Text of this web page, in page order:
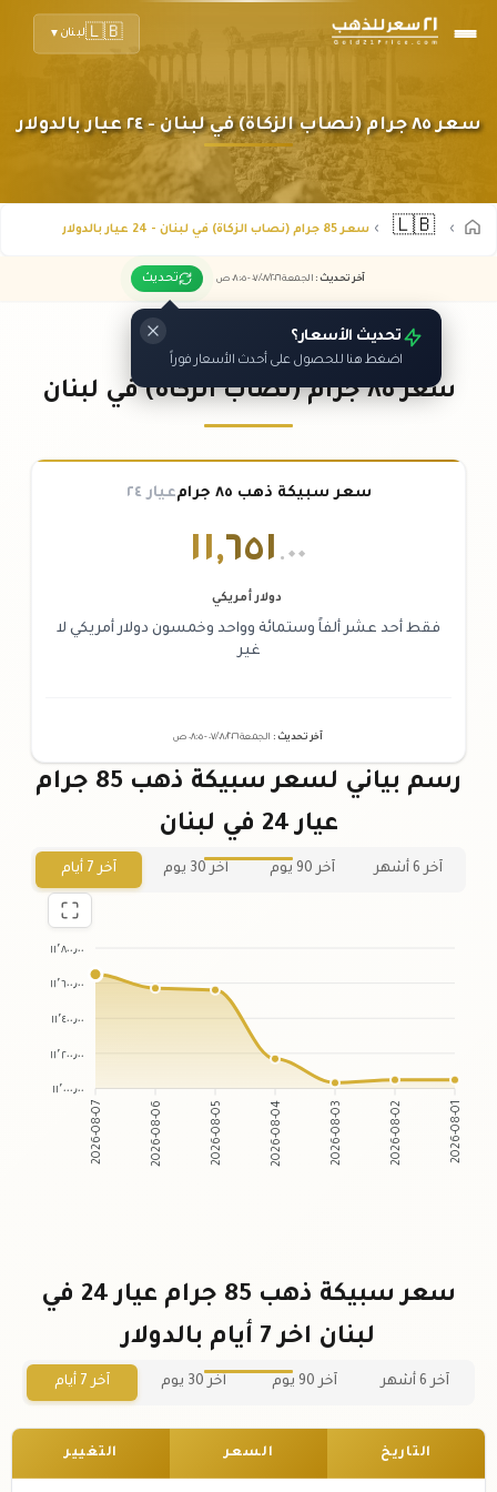
🇱🇧لبنان ▼
سعر ٨٥ جرام (نصاب الزكاة) في لبنان - ٢٤ عيار بالدولار
🇱🇧 سعر 85 جرام (نصاب الزكاة) في لبنان - 24 عيار بالدولار
آخر تحديث : الجمعة ٠٧ /٠٨/٢٠٢٦ - ٠٨:٠٥ ص تحديث
تحديث الأسعار؟
اضغط هنا للحصول على أحدث الأسعار فوراً
سعر ٨٥ جرام (نصاب الزكاة) في لبنان
سعر سبيكة ذهب ٨٥ جرام عيار ٢٤
١١,٦٥١ .٠٠
دولار أمريكي
فقط أحد عشر ألفاً وستمائة وواحد وخمسون دولار أمريكي لا
غير
آخر تحديث : الجمعة ٠٧ /٠٨/٢٠٢٦ - ٠٨:٠٥ ص
رسم بياني لسعر سبيكة ذهب 85 جرام
عيار 24 في لبنان
آخر 6 أشهر آخر 90 يوم آخر 30 يوم آخر 7 أيام
١١٬٨٠٠٫٠٠
١١٬٦٠٠٫٠٠
١١٬٤٠٠٫٠٠
١١٬٢٠٠٫٠٠
١١٬٠٠٠٫٠٠
2026-08-07 2026-08-06 2026-08-05 2026-08-04 2026-08-03 2026-08-02 2026-08-01
سعر سبيكة ذهب 85 جرام عيار 24 في
لبنان اخر 7 أيام بالدولار
آخر 6 أشهر آخر 90 يوم آخر 30 يوم آخر 7 أيام
التاريخ السعر التغيير